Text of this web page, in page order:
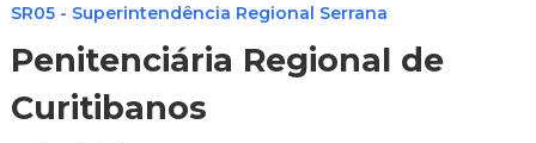
SR05 - Superintendência Regional Serrana
Penitenciária Regional de
Curitibanos